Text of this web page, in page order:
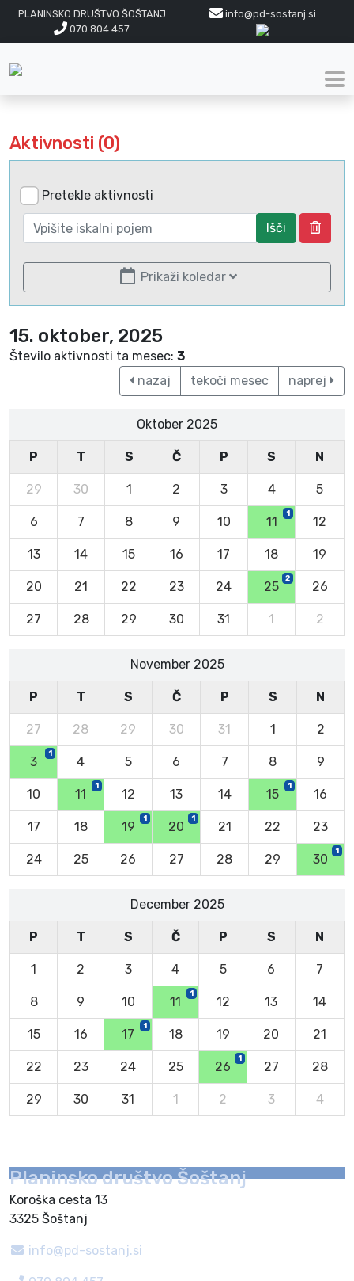
PLANINSKO DRUŠTVO ŠOŠTANJ
info@pd-sostanj.si
070 804 457
Aktivnosti (0)
Pretekle aktivnosti
Išči
Prikaži koledar
15. oktober, 2025
Število aktivnosti ta mesec: 3
nazaj
tekoči mesec naprej
Oktober 2025
P T S Č P S N
29 30 1 2 3 4 5
6 7 8 9 10 11
1
12
13 14 15 16 17 18 19
20 21 22 23 24 25
2
26
27 28 29 30 31 1 2
November 2025
P T S Č P S N
27 28 29 30 31 1 2
3
1
4 5 6 7 8 9
10 11
1
12 13 14 15
1
16
17 18 19
1
20
1
21 22 23
24 25 26 27 28 29 30
1
December 2025
P T S Č P S N
1 2 3 4 5 6 7
8 9 10 11
1
12 13 14
15 16 17
1
18 19 20 21
22 23 24 25 26
1
27 28
29 30 31 1 2 3 4
Planinsko društvo Šoštanj
Koroška cesta 13
3325 Šoštanj
info@pd-sostanj.si